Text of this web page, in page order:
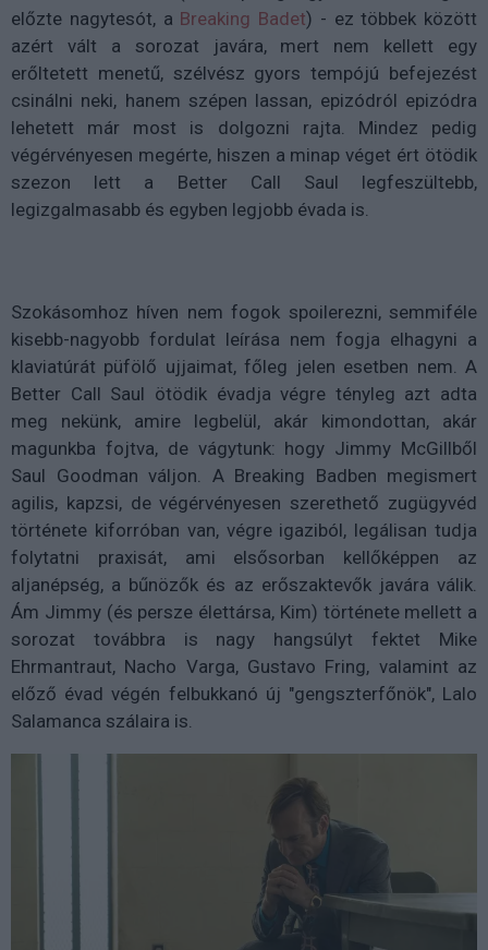
előzte nagytesót, a Breaking Badet) - ez többek között
azért vált a sorozat javára, mert nem kellett egy
erőltetett menetű, szélvész gyors tempójú befejezést
csinálni neki, hanem szépen lassan, epizódról epizódra
lehetett már most is dolgozni rajta. Mindez pedig
végérvényesen megérte, hiszen a minap véget ért ötödik
szezon lett a Better Call Saul legfeszültebb,
legizgalmasabb és egyben legjobb évada is.
Szokásomhoz híven nem fogok spoilerezni, semmiféle
kisebb-nagyobb fordulat leírása nem fogja elhagyni a
klaviatúrát püfölő ujjaimat, főleg jelen esetben nem. A
Better Call Saul ötödik évadja végre tényleg azt adta
meg nekünk, amire legbelül, akár kimondottan, akár
magunkba fojtva, de vágytunk: hogy Jimmy McGillből
Saul Goodman váljon. A Breaking Badben megismert
agilis, kapzsi, de végérvényesen szerethető zugügyvéd
története kiforróban van, végre igaziból, legálisan tudja
folytatni praxisát, ami elsősorban kellőképpen az
aljanépség, a bűnözők és az erőszaktevők javára válik.
Ám Jimmy (és persze élettársa, Kim) története mellett a
sorozat továbbra is nagy hangsúlyt fektet Mike
Ehrmantraut, Nacho Varga, Gustavo Fring, valamint az
előző évad végén felbukkanó új "gengszterfőnök", Lalo
Salamanca szálaira is.